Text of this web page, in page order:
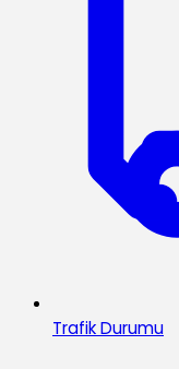
Trafik Durumu